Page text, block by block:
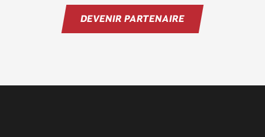
DEVENIR PARTENAIRE